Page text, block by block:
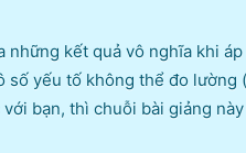
kết quả vô nghĩa khi
số yếu tố không thể đo lường
bạn, thì chuỗi bài giảng